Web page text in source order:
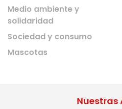
Medio ambiente y
solidaridad
Sociedad y consumo
Mascotas
Nuestras